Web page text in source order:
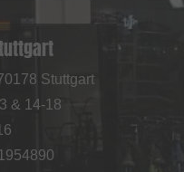
Stuttgart
& 14-18